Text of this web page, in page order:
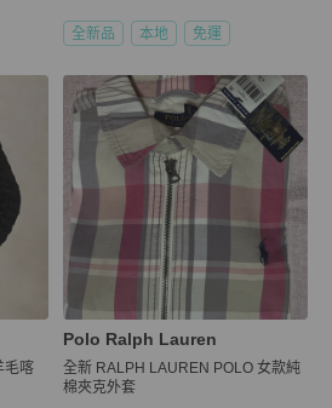
全新品 本地 免運
毛喀
Polo Ralph Lauren
全新 RALPH LAUREN POLO 女款純
棉夾克外套